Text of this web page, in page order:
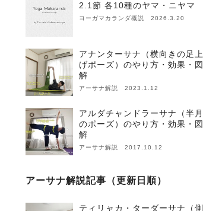
2.1節 各10種のヤマ・ニヤマ
ヨーガマカランダ概説 2026.3.20
アナンターサナ（横向きの足上
げポーズ）のやり方・効果・図
解
アーサナ解説 2023.1.12
アルダチャンドラーサナ（半月
のポーズ）のやり方・効果・図
解
アーサナ解説 2017.10.12
アーサナ解説記事（更新日順）
ティリャカ・ターダーサナ（側